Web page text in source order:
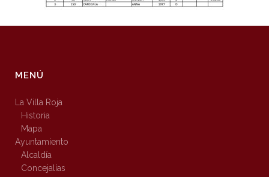
MENÚ
La Villa Roja
Historia
Mapa
Ayuntamiento
Alcaldía
Concejalías